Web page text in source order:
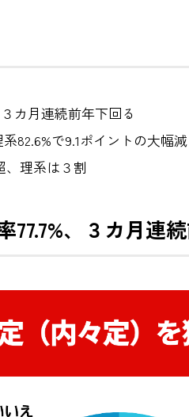
カ月連続前年下回る
82.6%で9.1ポイントの大幅減
理系は３割
77.7%、３カ月連